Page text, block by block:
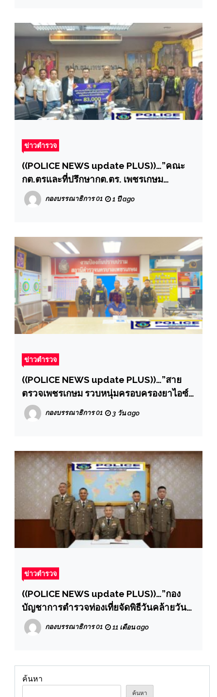
ข่าวตำรวจ
((POLICE NEWS update PLUS))…”คณะ
กต.ตรและที่ปรึกษากต.ตร. เพชรเกษม
สนับสนุนเงินรางวัลเพื่อสร้างขวัญกำลังใจ
ตามโครงการตำรวจทำดีมีรางวัล”
กองบรรณาธิการ 01 1 ปี ago
ข่าวตำรวจ
((POLICE NEWS update PLUS))…”สาย
ตรวจเพชรเกษม รวบหนุ่มครอบครองยาไอซ์
เช็คระบบ one police เจอหนีหมายจับ
สภ.ขาณุฯ คดียาเสพติด“
กองบรรณาธิการ 01 3 วัน ago
ข่าวตำรวจ
((POLICE NEWS update PLUS))…”กอง
บัญชาการตำรวจท่องเที่ยจัดพิธีวันคล้ายวัน
สถาปนา ครบรอบ 8 ปี เสริมสร้างความร่วม
มือและนวัตกรรมเทคโนโลยี เพื่อความสะดวก
กองบรรณาธิการ 01 11 เดือน ago
ค้นหา
ค้นหา